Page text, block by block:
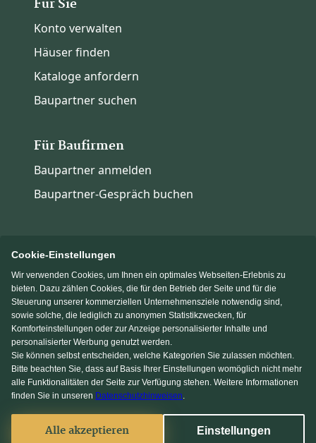
Für Sie
Konto verwalten
Häuser finden
Kataloge anfordern
Baupartner suchen
Für Baufirmen
Baupartner anmelden
Baupartner-Gespräch buchen
Immowelt.de Bauen.de
Massivhaus.de Fertighaus.de
Einfamilienhaus.de
Facebook
Cookie-Einstellungen
Wir verwenden Cookies, um Ihnen ein optimales Webseiten-Erlebnis zu
bieten. Dazu zählen Cookies, die für den Betrieb der Seite und für die
Steuerung unserer kommerziellen Unternehmensziele notwendig sind,
sowie solche, die lediglich zu anonymen Statistikzwecken, für
Komforteinstellungen oder zur Anzeige personalisierter Inhalte und
personalisierter Werbung genutzt werden.
Sie können selbst entscheiden, welche Kategorien Sie zulassen möchten.
Bitte beachten Sie, dass auf Basis Ihrer Einstellungen womöglich nicht mehr
alle Funktionalitäten der Seite zur Verfügung stehen. Weitere Informationen
finden Sie in unseren Datenschutzhinweisen.
Alle akzeptieren Einstellungen